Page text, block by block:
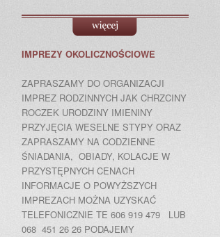
IMPREZY OKOLICZNOŚCIOWE
ZAPRASZAMY DO ORGANIZACJI
IMPREZ RODZINNYCH JAK CHRZCINY
ROCZEK URODZINY IMIENINY
PRZYJĘCIA WESELNE STYPY ORAZ
ZAPRASZAMY NA CODZIENNE
ŚNIADANIA, OBIADY, KOLACJE W
PRZYSTĘPNYCH CENACH
INFORMACJE O POWYŻSZYCH
IMPREZACH MOŻNA UZYSKAĆ
TELEFONICZNIE TE 606 919 479 LUB
068 451 26 26 PODAJEMY